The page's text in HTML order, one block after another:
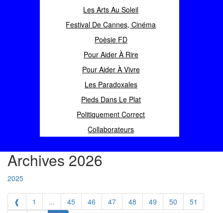
Les Arts Au Soleil
Festival De Cannes, Cinéma
Poèsie FD
Pour Aider À Rire
Pour Aider À Vivre
Les Paradoxales
Pieds Dans Le Plat
Politiquement Correct
Collaborateurs
Archives 2026
2025
❰ 1 ... 45 46 47 48 49 50
51